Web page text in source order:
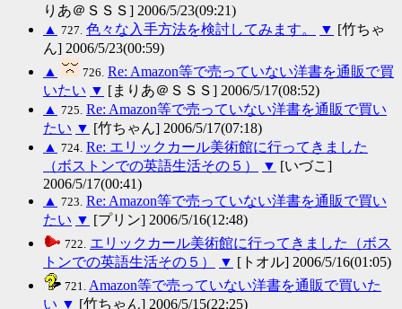
りあ＠ＳＳＳ] 2006/5/23(09:21)
▲ 727. 色々な入手方法を検討してみます。 ▼ [竹ちゃ
ん] 2006/5/23(00:59)
▲
726. Re: Amazon等で売っていない洋書を通販で買
いたい ▼ [まりあ＠ＳＳＳ] 2006/5/17(08:52)
▲ 725. Re: Amazon等で売っていない洋書を通販で買い
たい ▼ [竹ちゃん] 2006/5/17(07:18)
▲ 724. Re: エリックカール美術館に行ってきました
（ボストンでの英語生活その５）
▼ [いづこ]
2006/5/17(00:41)
▲ 723. Re: Amazon等で売っていない洋書を通販で買い
たい ▼ [プリン] 2006/5/16(12:48)
722. エリックカール美術館に行ってきました（ボス
トンでの英語生活その５）
▼ [トオル] 2006/5/16(01:05)
721.
Amazon等で売っていない洋書を通販で買いた
い ▼ [竹ちゃん] 2006/5/15(22:25)